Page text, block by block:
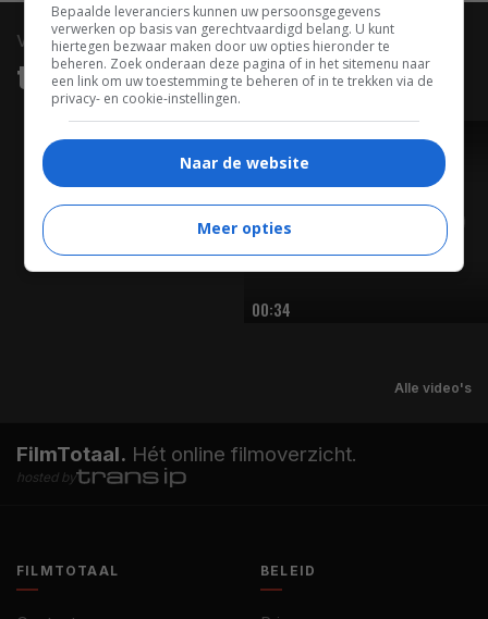
video
trailers & clips
00:34
Alle video's
FilmTotaal. Hét online filmoverzicht.
hosted by
FILMTOTAAL BELEID
Bepaalde leveranciers kunnen uw persoonsgegevens
verwerken op basis van gerechtvaardigd belang. U kunt
hiertegen bezwaar maken door uw opties hieronder te
beheren. Zoek onderaan deze pagina of in het sitemenu naar
een link om uw toestemming te beheren of in te trekken via de
privacy- en cookie-instellingen.
Naar de website
Meer opties